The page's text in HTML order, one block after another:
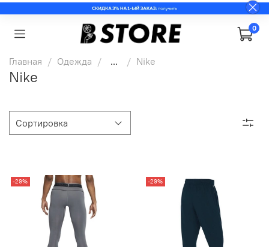
0
Главная Одежда ... Nike
Nike
-29% -29%